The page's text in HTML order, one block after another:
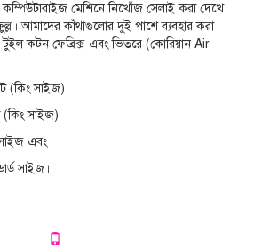
মেশিনে নিখোঁজ সেলাই করা দেখে
আমাদের কাঁথাগুলোর দুই পাশে ব্যবহার করা
টুইল কটন ফেব্রিক্স এবং ভিতরে (কোরিয়ান Air
(কিং সাইজ)
সাইজ)
সাইজ এবং
সাইজ।